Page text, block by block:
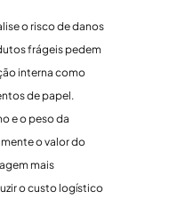
o risco de danos
frágeis pedem
interna como
de papel.
e o peso da
o valor do
mais
o custo logístico